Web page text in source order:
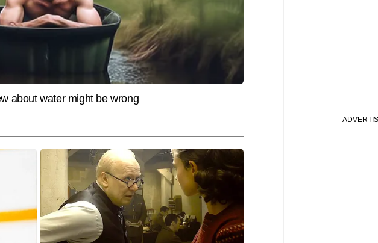
डेस्क पर कार्यरत हैं। जर्नलिज़्म में पीजी डिप्लोमा कर चुकी पूजा को टीवी मीडिया में
की गहरी समझ के कारण पूजा लोकल न्यूज, मेट्रो व रेल अपडेट्स, रोड और
स्थानीय राजनीति और सामाजिक मुद्दों पर मजबूत पकड़ रखती हैं। शहरों की
End of Article